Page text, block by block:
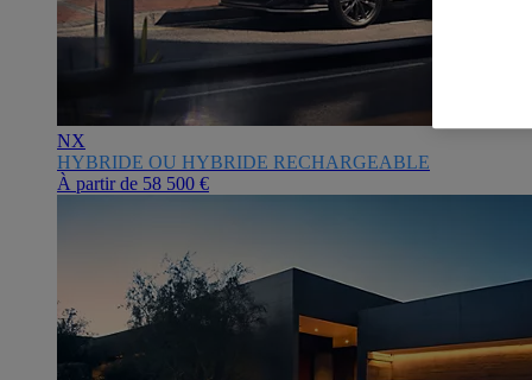
NX
HYBRIDE OU HYBRIDE RECHARGEABLE
À partir de 58 500 €